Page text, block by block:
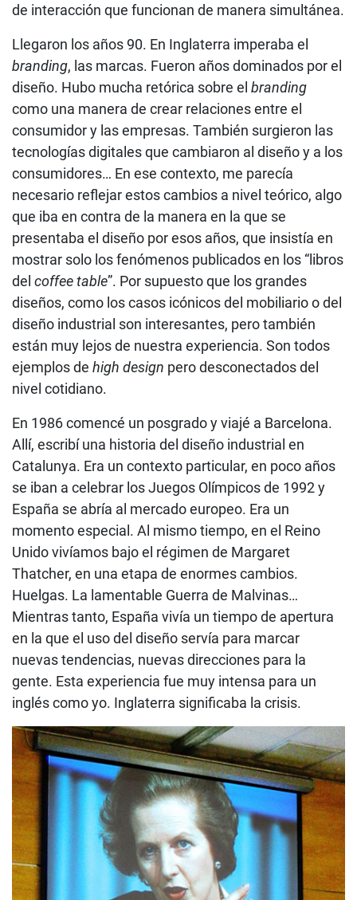
de interacción que funcionan de manera simultánea.
Llegaron los años 90. En Inglaterra imperaba el
branding, las marcas. Fueron años dominados por el
diseño. Hubo mucha retórica sobre el branding
como una manera de crear relaciones entre el
consumidor y las empresas. También surgieron las
tecnologías digitales que cambiaron al diseño y a los
consumidores… En ese contexto, me parecía
necesario reflejar estos cambios a nivel teórico, algo
que iba en contra de la manera en la que se
presentaba el diseño por esos años, que insistía en
mostrar solo los fenómenos publicados en los “libros
del coffee table”. Por supuesto que los grandes
diseños, como los casos icónicos del mobiliario o del
diseño industrial son interesantes, pero también
están muy lejos de nuestra experiencia. Son todos
ejemplos de high design pero desconectados del
nivel cotidiano.
En 1986 comencé un posgrado y viajé a Barcelona.
Allí, escribí una historia del diseño industrial en
Catalunya. Era un contexto particular, en poco años
se iban a celebrar los Juegos Olímpicos de 1992 y
España se abría al mercado europeo. Era un
momento especial. Al mismo tiempo, en el Reino
Unido vivíamos bajo el régimen de Margaret
Thatcher, en una etapa de enormes cambios.
Huelgas. La lamentable Guerra de Malvinas…
Mientras tanto, España vivía un tiempo de apertura
en la que el uso del diseño servía para marcar
nuevas tendencias, nuevas direcciones para la
gente. Esta experiencia fue muy intensa para un
inglés como yo. Inglaterra significaba la crisis.